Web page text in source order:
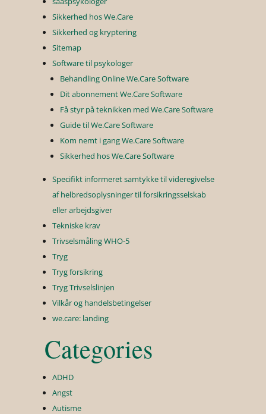
Sikkerhed hos We.Care
Sikkerhed og kryptering
Sitemap
Software til psykologer
Behandling Online We.Care Software
Dit abonnement We.Care Software
Få styr på teknikken med We.Care Software
Guide til We.Care Software
Kom nemt i gang We.Care Software
Sikkerhed hos We.Care Software
Specifikt informeret samtykke til videregivelse
af helbredsoplysninger til forsikringsselskab
eller arbejdsgiver
Tekniske krav
Trivselsmåling WHO-5
Tryg
Tryg forsikring
Tryg Trivselslinjen
Vilkår og handelsbetingelser
we.care: landing
Categories
ADHD
Angst
Autisme